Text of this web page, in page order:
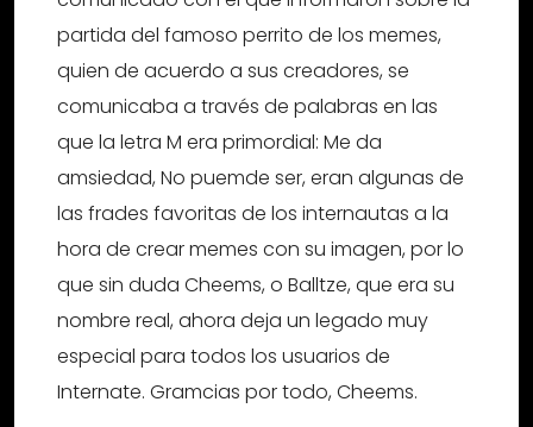
partida del famoso perrito de los memes,
quien de acuerdo a sus creadores, se
comunicaba a través de palabras en las
que la letra M era primordial: Me da
amsiedad, No puemde ser, eran algunas de
las frades favoritas de los internautas a la
hora de crear memes con su imagen, por lo
que sin duda Cheems, o Balltze, que era su
nombre real, ahora deja un legado muy
especial para todos los usuarios de
Internate. Gramcias por todo, Cheems.